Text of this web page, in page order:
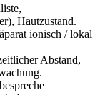
Hautzustand.
ionisch / lokal
Abstand,